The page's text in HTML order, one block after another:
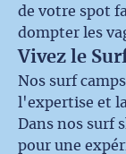
de votre spot
dompter les
Vivez le
Nos surf
l'expertise et
Dans nos surf
pour une